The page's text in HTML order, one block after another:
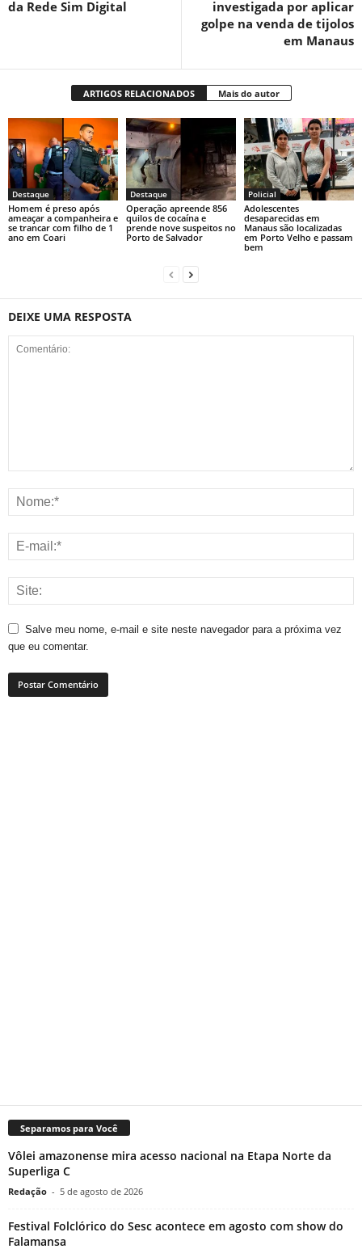
da Rede Sim Digital
investigada por aplicar
golpe na venda de tijolos
em Manaus
ARTIGOS RELACIONADOS Mais do autor
Destaque
Homem é preso após
ameaçar a companheira e
se trancar com filho de 1
ano em Coari
Destaque
Operação apreende 856
quilos de cocaína e
prende nove suspeitos no
Porto de Salvador
Policial
Adolescentes
desaparecidas em
Manaus são localizadas
em Porto Velho e passam
bem
DEIXE UMA RESPOSTA
Salve meu nome, e-mail e site neste navegador para a próxima vez
que eu comentar.
Separamos para Você
Vôlei amazonense mira acesso nacional na Etapa Norte da
Superliga C
Redação - 5 de agosto de 2026
Festival Folclórico do Sesc acontece em agosto com show do
Falamansa